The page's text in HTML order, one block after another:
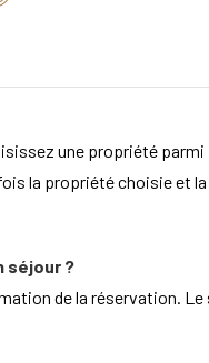
une propriété
la propriété choisie
séjour ?
de la réservation. Le